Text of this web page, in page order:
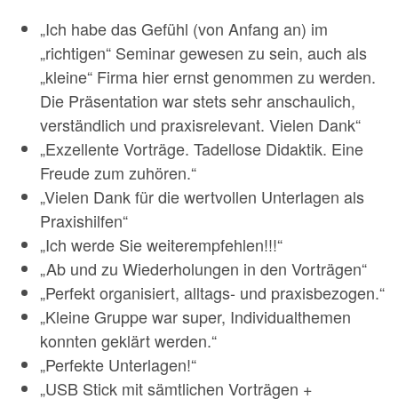
„Ich habe das Gefühl (von Anfang an) im
„richtigen“ Seminar gewesen zu sein, auch als
„kleine“ Firma hier ernst genommen zu werden.
Die Präsentation war stets sehr anschaulich,
verständlich und praxisrelevant. Vielen Dank“
„Exzellente Vorträge. Tadellose Didaktik. Eine
Freude zum zuhören.“
„Vielen Dank für die wertvollen Unterlagen als
Praxishilfen“
„Ich werde Sie weiterempfehlen!!!“
„Ab und zu Wiederholungen in den Vorträgen“
„Perfekt organisiert, alltags- und praxisbezogen.“
„Kleine Gruppe war super, Individualthemen
konnten geklärt werden.“
„Perfekte Unterlagen!“
„USB Stick mit sämtlichen Vorträgen +